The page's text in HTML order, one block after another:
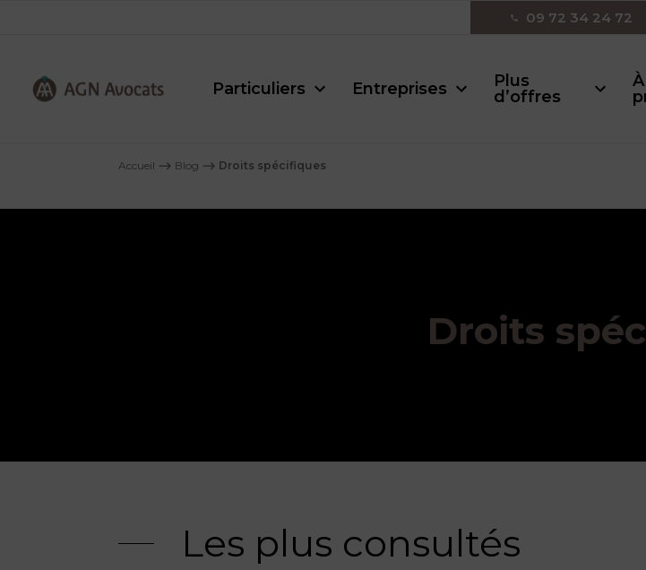
09 72 34 24 72
Particuliers Entreprises
Plus
d’offres
À
Accueil ⟶ Blog ⟶ Droits spécifiques
Droits
Les plus consultés